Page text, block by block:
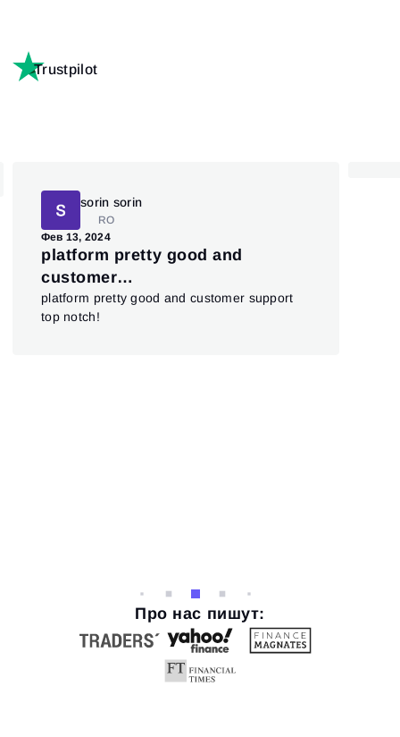
Trustpilot
sorin sorin
RO
Фев 13, 2024
platform pretty good and
customer…
platform pretty good and customer support
top notch!
Про нас пишут: